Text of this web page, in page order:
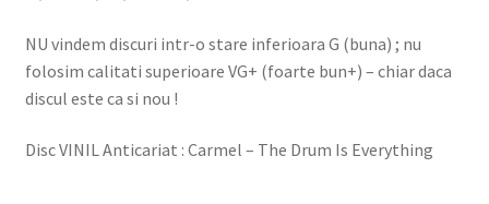
NU vindem discuri intr-o stare inferioara G (buna) ; nu
folosim calitati superioare VG+ (foarte bun+) – chiar daca
discul este ca si nou !
Disc VINIL Anticariat : Carmel – The Drum Is Everything